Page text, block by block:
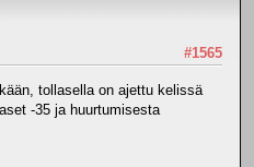
#1565
tollasella on ajettu kelissä
-35 ja huurtumisesta